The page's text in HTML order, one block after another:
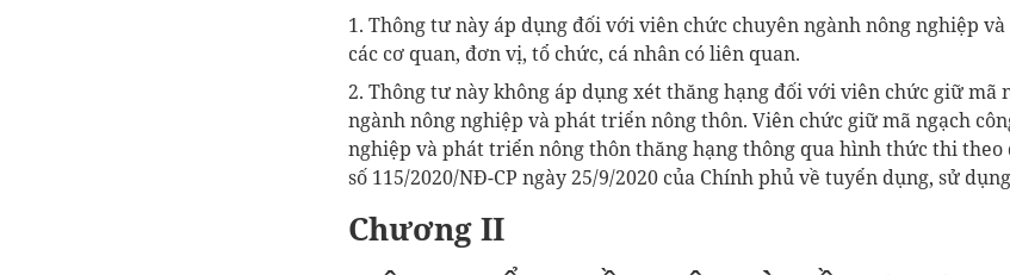
1. Thông tư này áp dụng đối với viên chức chuyên ngành nông nghiệp
các cơ quan, đơn vị, tổ chức, cá nhân có liên quan.
2. Thông tư này không áp dụng xét thăng hạng đối với viên chức giữ mã
ngành nông nghiệp và phát triển nông thôn. Viên chức giữ mã ngạch
nghiệp và phát triển nông thôn thăng hạng thông qua hình thức thi
số 115/2020/NĐ-CP ngày 25/9/2020 của Chính phủ về tuyển dụng, sử
Chương II